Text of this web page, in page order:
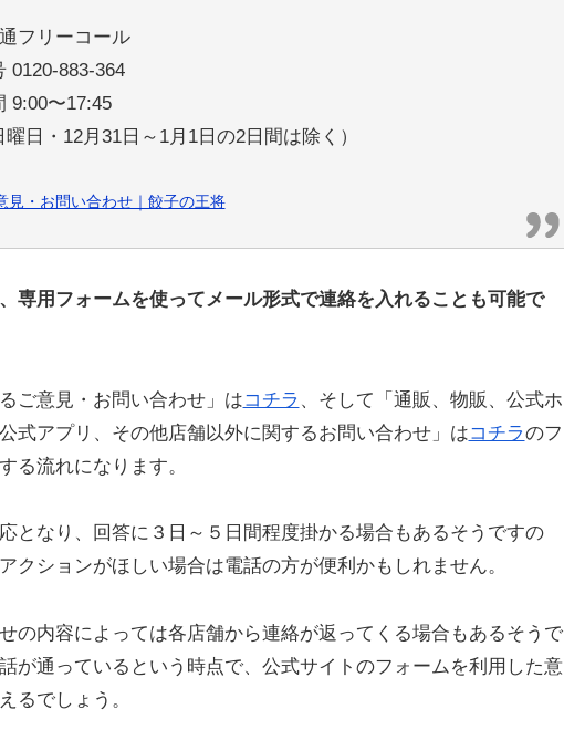
フリーコール
0120-883-364
9:00〜17:45
曜日・12月31日～1月1日の2日間は除く）
見・お問い合わせ｜餃子の王将
専用フォームを使ってメール形式で連絡を入れることも可能で
ご意見・お問い合わせ」はコチラ 、そして「通販、物販、公式ホ
式アプリ、その他店舗以外に関するお問い合わせ」はコチラのフ
る流れになります。
となり、回答に３日～５日間程度掛かる場合もあるそうですの
クションがほしい場合は電話の方が便利かもしれません。
の内容によっては各店舗から連絡が返ってくる場合もあるそうで
が通っているという時点で、公式サイトのフォームを利用した意
るでしょう。